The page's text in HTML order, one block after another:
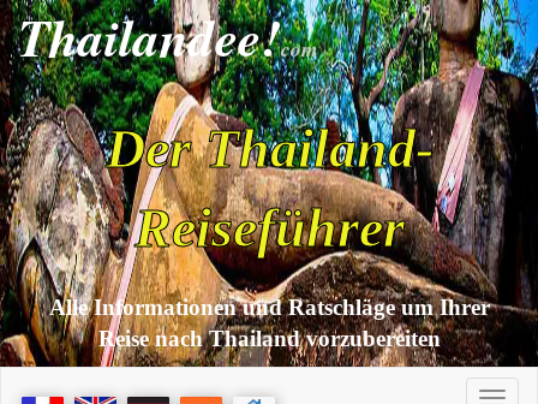
Thailandee!com
Der Thailand-
Reiseführer
Alle Informationen und Ratschläge um Ihrer
Reise nach Thailand vorzubereiten